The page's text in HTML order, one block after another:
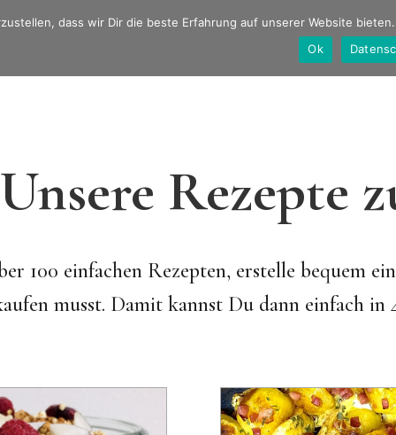
Unsere Rezepte
100 einfachen Rezepten, erstelle bequem
musst. Damit kannst Du dann einfach in
dass wir Dir die beste Erfahrung auf unserer Website
Ok